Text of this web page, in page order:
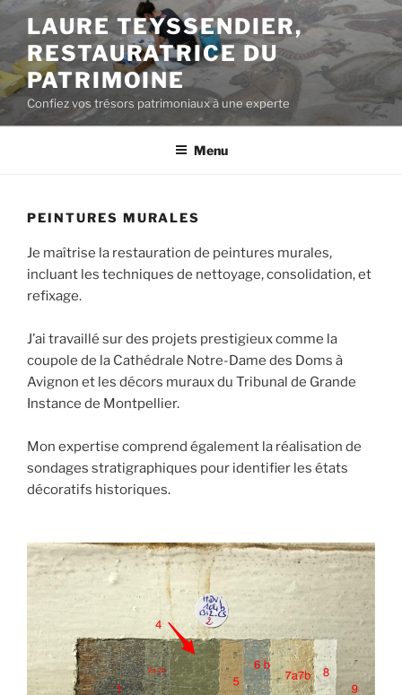
Aller
contenu
principal
LAURE TEYSSENDIER,
RESTAURATRICE DU
PATRIMOINE
Confiez vos trésors patrimoniaux à une experte
Menu
PEINTURES MURALES
Je maîtrise la restauration de peintures murales,
incluant les techniques de nettoyage, consolidation, et
refixage.
J’ai travaillé sur des projets prestigieux comme la
coupole de la Cathédrale Notre-Dame des Doms à
Avignon et les décors muraux du Tribunal de Grande
Instance de Montpellier.
Mon expertise comprend également la réalisation de
sondages stratigraphiques pour identifier les états
décoratifs historiques.